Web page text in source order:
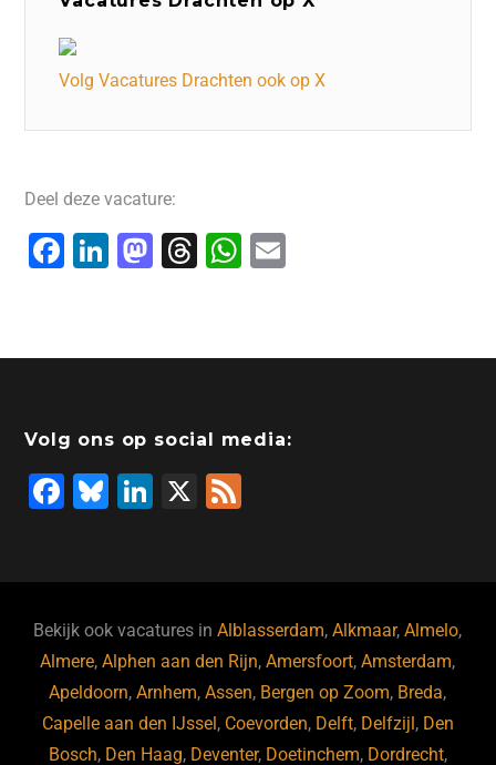
Volg Vacatures Drachten ook op X
Deel deze vacature:
F
e
o
o
k
Li
e
n
M
o
o
T
a
s
W
s
p
l
Volg ons op social media:
F
b
o
o
k
Bl
ky
Li
dI
n
X
Bekijk ook vacatures inAlblasserdam,Alkmaar,Almelo,
Almere,Alphen aan den Rijn,Amersfoort,Amsterdam,
Apeldoorn,Arnhem,Assen, Bergen op Zoom, Breda,
Capelle aan den IJssel, Coevorden, Delft, Delfzijl, Den
Bosch, Den Haag, Deventer, Doetinchem, Dordrecht,